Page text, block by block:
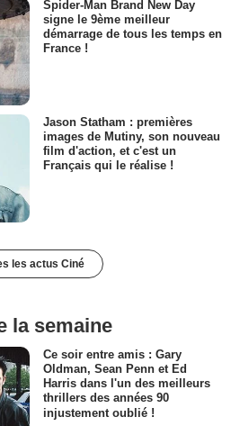
Spider-Man Brand New Day
signe le 9ème meilleur
démarrage de tous les temps en
France !
Jason Statham : premières
images de Mutiny, son nouveau
film d'action, et c'est un
Français qui le réalise !
les actus Ciné
la semaine
Ce soir entre amis : Gary
Oldman, Sean Penn et Ed
Harris dans l'un des meilleurs
thrillers des années 90
injustement oublié !